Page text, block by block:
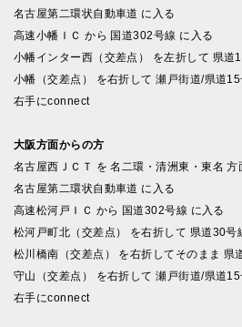
名古屋第二環状自動車道 に入る
高速小幡ＩＣ から 国道302号線 に入る
小幡インター西（交差点） を左折して 県道
小幡（交差点） を右折して 瀬戸街道/県道
右手にconnect
大阪方面からの方
名古屋西ＪＣＴ を 名二環・清洲東・東名 方
名古屋第二環状自動車道 に入る
高速松河戸ＩＣ から 国道302号線 に入る
松河戸町北（交差点） を右折して 県道30号
松川橋南（交差点） を右折してそのまま 県
守山（交差点） を右折して 瀬戸街道/県道
右手にconnect